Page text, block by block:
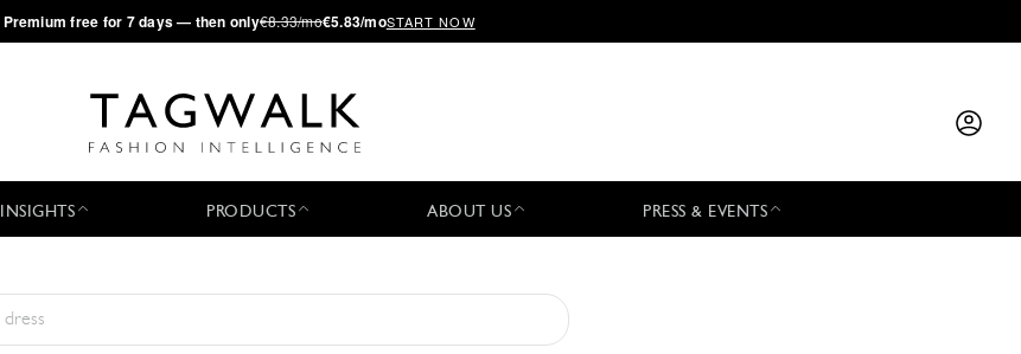
Premium free for 7 days — then only€8.33/mo€5.83/moSTART NOW
PRODUCTS ABOUT US PRESS & EVENTS